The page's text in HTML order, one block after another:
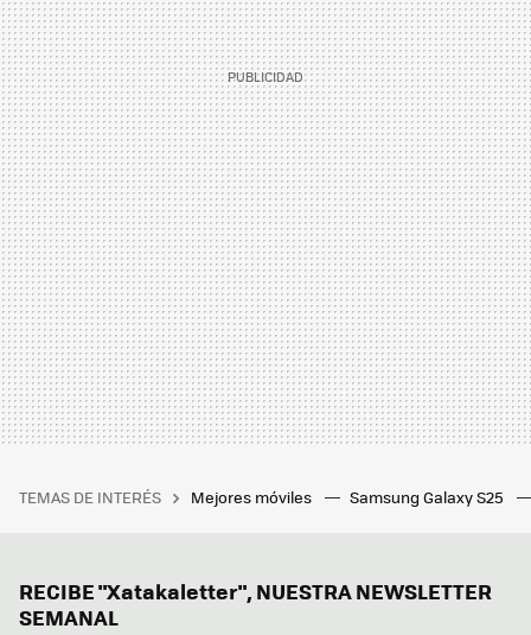
TEMAS DE INTERÉS Mejores móviles Samsung Galaxy S25
RECIBE "Xatakaletter", NUESTRA NEWSLETTER
SEMANAL